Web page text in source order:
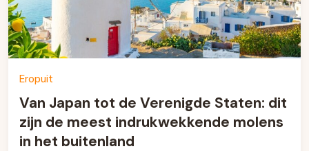
Eropuit
Van Japan tot de Verenigde Staten: dit
zijn de meest indrukwekkende molens
in het buitenland